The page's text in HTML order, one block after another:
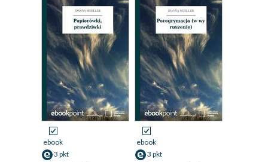
ebook
3 pkt
ebook
3 pkt